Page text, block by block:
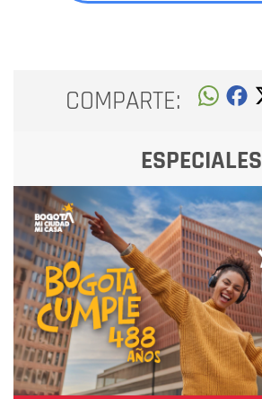
COMPARTE:
ESPECIALES